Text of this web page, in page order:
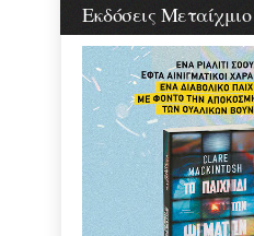
Εκδόσεις Μεταίχμιο